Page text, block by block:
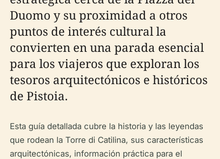
Duomo y su proximidad a otros
puntos de interés cultural la
convierten en una parada esencial
para los viajeros que exploran los
tesoros arquitectónicos e históricos
de Pistoia.
Esta guía detallada cubre la historia y las leyendas
que rodean la Torre di Catilina, sus características
arquitectónicas, información práctica para el